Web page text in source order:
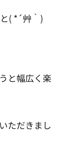
( *´艸｀)
と幅広く楽
ただきまし